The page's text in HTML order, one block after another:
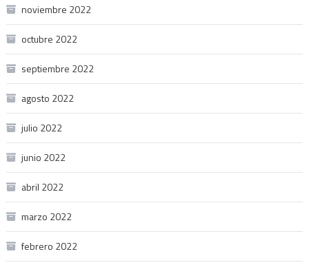
noviembre 2022
octubre 2022
septiembre 2022
agosto 2022
julio 2022
junio 2022
abril 2022
marzo 2022
febrero 2022